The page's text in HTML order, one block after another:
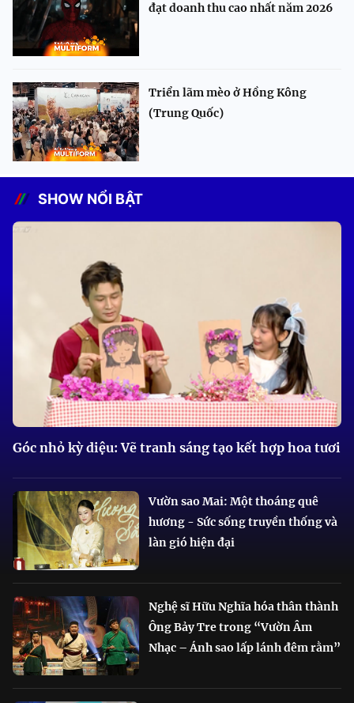
đạt doanh thu cao nhất năm 2026
Triển lãm mèo ở Hồng Kông
(Trung Quốc)
SHOW NỔI BẬT
Góc nhỏ kỳ diệu: Vẽ tranh sáng tạo kết hợp hoa tươi
Vườn sao Mai: Một thoáng quê
hương - Sức sống truyền thống và
làn gió hiện đại
Nghệ sĩ Hữu Nghĩa hóa thân thành
Ông Bảy Tre trong “Vườn Âm
Nhạc – Ánh sao lấp lánh đêm rằm”